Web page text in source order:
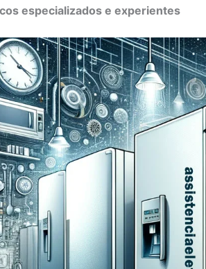
especializados e experientes